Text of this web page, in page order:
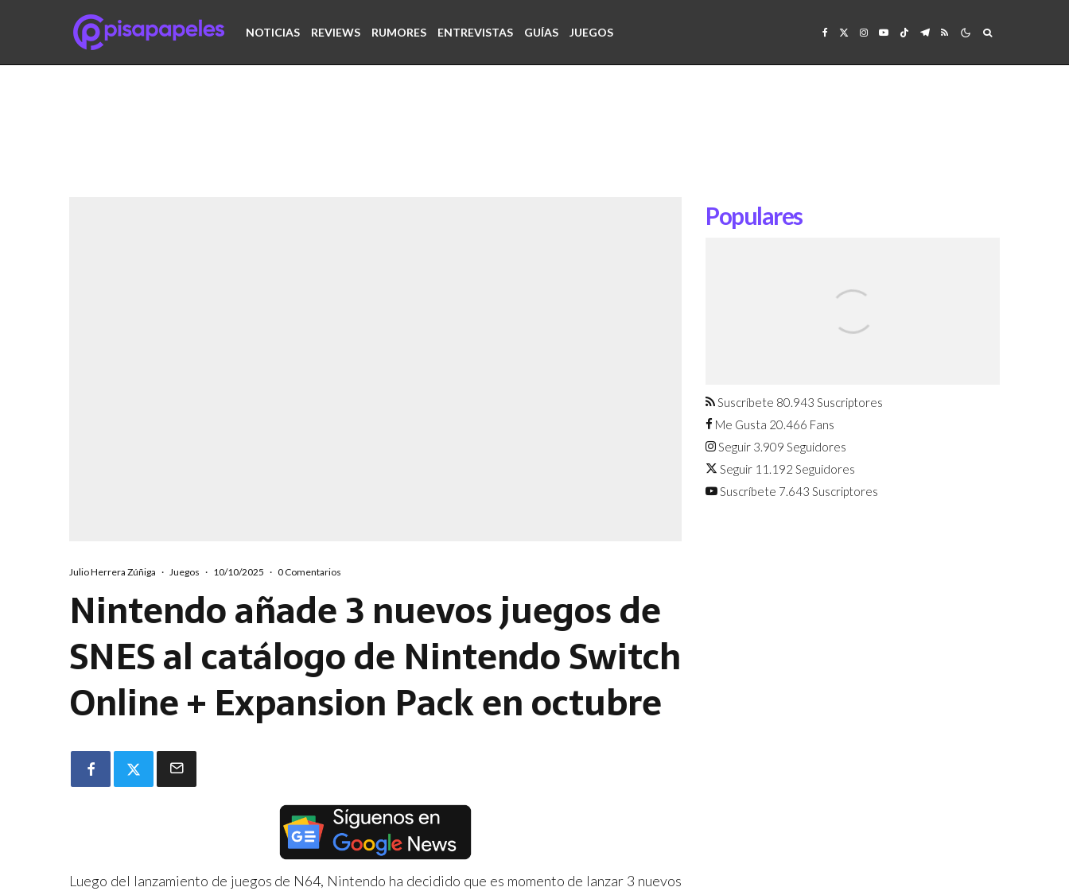
NOTICIAS REVIEWS RUMORES ENTREVISTAS GUÍAS JUEGOS
Julio Herrera Zúñiga · Juegos · 10/10/2025 · 0 Comentarios
Nintendo añade 3 nuevos juegos de
SNES al catálogo de Nintendo Switch
Online + Expansion Pack en octubre
Luego del lanzamiento de juegos de N64, Nintendo ha decidido que es momento de lanzar 3 nuevos
Populares
agosto
Suscríbete 80.943 Suscriptores
Me Gusta 20.466 Fans
Seguir 3.909 Seguidores
Seguir 11.192 Seguidores
Suscríbete 7.643 Suscriptores